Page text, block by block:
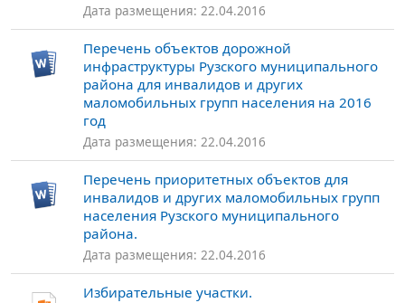
Дата размещения: 22.04.2016
Перечень объектов дорожной
инфраструктуры Рузского муниципального
района для инвалидов и других
маломобильных групп населения на 2016
год
Дата размещения: 22.04.2016
Перечень приоритетных объектов для
инвалидов и других маломобильных групп
населения Рузского муниципального
района.
Дата размещения: 22.04.2016
Избирательные участки.